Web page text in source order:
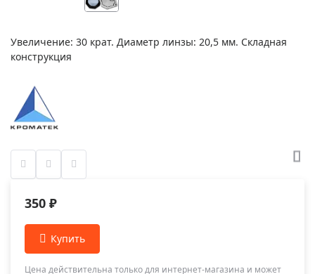
Увеличение: 30 крат. Диаметр линзы: 20,5 мм. Складная
конструкция
350 ₽
Цена действительна только для интернет-магазина и может